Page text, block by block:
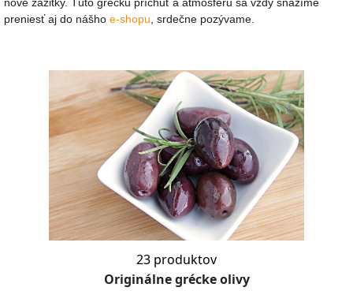
preniesť aj do nášho e-shopu , srdečne pozývame.